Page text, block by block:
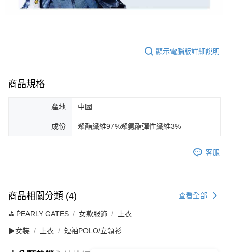
顯示電腦版詳細說明
商品規格
產地 中國
成份 聚酯纖維97%聚氨酯彈性纖維3%
客服
商品相關分類 (4) 查看全部
⛳️ ṔEARLY GATES 女款服飾 上衣
▶女裝 上衣 短袖POLO/立領衫